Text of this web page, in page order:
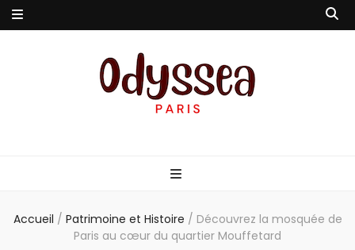
Accueil / Patrimoine et Histoire / Découvrez la mosquée de
Paris au cœur du quartier Mouffetard